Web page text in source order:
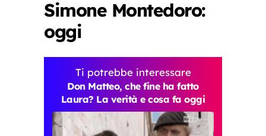
Simone Montedoro:
oggi
Ti potrebbe interessare
Don Matteo, che fine ha fatto
Laura? La verità e cosa fa oggi